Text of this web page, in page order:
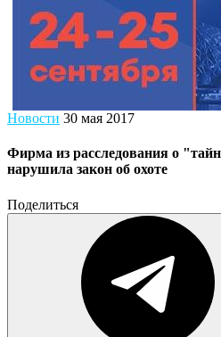
Новости 30 мая 2017
Фирма из расследования о
нарушила закон об охоте
Поделиться